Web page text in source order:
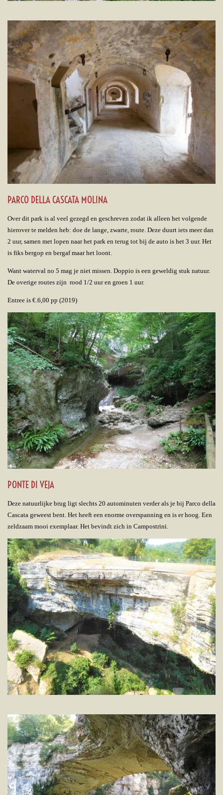
PARCO DELLA CASCATA MOLINA
Over dit park is al veel gezegd en geschreven zodat ik alleen het volgende
hierover te melden heb: doe de lange, zwarte, route. Deze duurt iets meer dan
2 uur, samen met lopen naar het park en terug tot bij de auto is het 3 uur. Het
is fiks bergop en bergaf maar het loont.
Want waterval no 5 mag je niet missen. Doppio is een geweldig stuk natuur.
De overige routes zijn rood 1/2 uur en groen 1 uur.
Entree is €.6,00 pp (2019)
PONTE DI VEJA
Deze natuurlijke brug ligt slechts 20 autominuten verder als je bij Parco della
Cascata geweest bent. Het heeft een enorme overspanning en is er hoog. Een
zeldzaam mooi exemplaar. Het bevindt zich in Campostrini.